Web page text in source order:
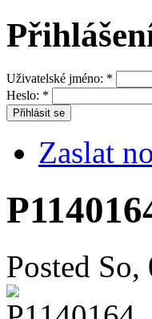
Uživatelské jméno: *
Heslo: *
Zaslat
Posted